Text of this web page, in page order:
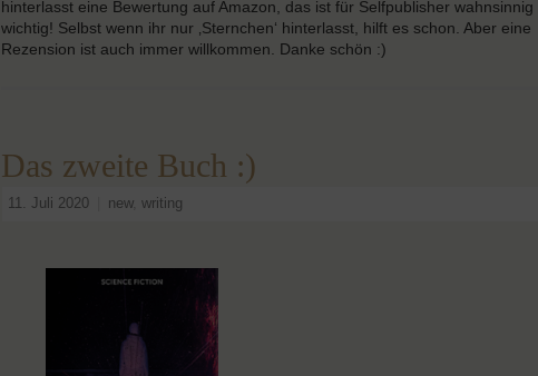
hinterlasst eine Bewertung auf Amazon, das ist für Selfpublisher wahnsinnig
wichtig! Selbst wenn ihr nur ‚Sternchen‘ hinterlasst, hilft es schon. Aber eine
Rezension ist auch immer willkommen. Danke schön :)
Das zweite Buch :)
11. Juli 2020 new, writing